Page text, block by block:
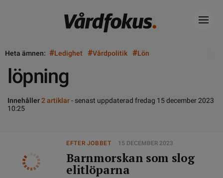
Heta ämnen: #Ledighet #Vårdpolitik #Lön
löpning
Innehåller2 artiklar- senast uppdaterad fredag 15 december 2023
10:25
EFTER JOBBET 15 DECEMBER 2023
Barnmorskan som slog
elitlöparna